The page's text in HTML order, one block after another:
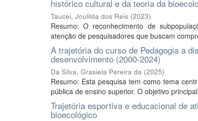
histórico cultural e da teoria da
Taucei, Joulilda dos Reis (2023)
Resumo: O reconhecimento de
atenção de pesquisadores que buscam
A trajetória do curso de Pedagogia a
desenvolvimento (2000-2024)
Da Silva, Grasiela Pereira da (2025)
Resumo: Esta pesquisa tem como tema
pública de ensino superior. O objetivo
Trajetória esportiva e educacional de
bioecológico